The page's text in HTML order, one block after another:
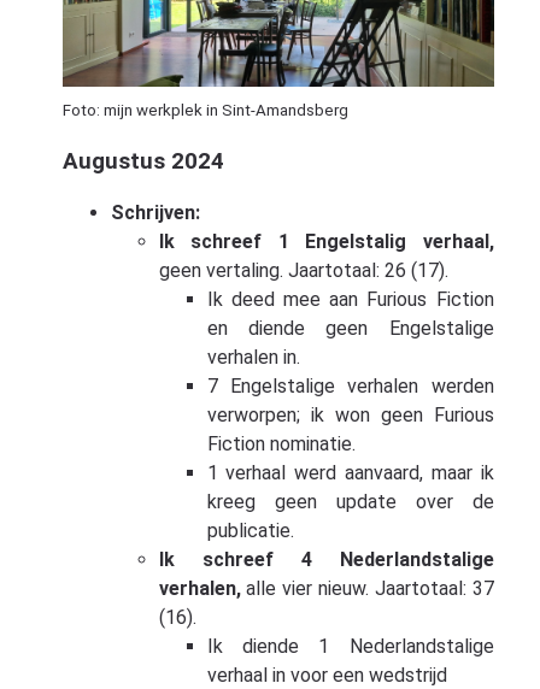
Foto: mijn werkplek in Sint-Amandsberg
Augustus 2024
Schrijven:
Ik schreef 1 Engelstalig verhaal,
geen vertaling. Jaartotaal: 26 (17).
Ik deed mee aan Furious Fiction
en diende geen Engelstalige
verhalen in.
7 Engelstalige verhalen werden
verworpen; ik won geen Furious
Fiction nominatie.
1 verhaal werd aanvaard, maar ik
kreeg geen update over de
publicatie.
Ik schreef 4 Nederlandstalige
verhalen,alle vier nieuw. Jaartotaal: 37
(16).
Ik diende 1 Nederlandstalige
verhaal in voor een wedstrijd